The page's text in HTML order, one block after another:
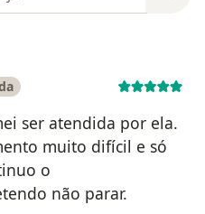
ser atendida por ela.
muito difícil e só
o
não parar.